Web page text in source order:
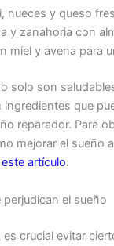
nueces y queso
y zanahoria con
miel y avena para
solo son
que
reparador. Para
mejorar el sueño
este artículo.
el sueño
es crucial evitar